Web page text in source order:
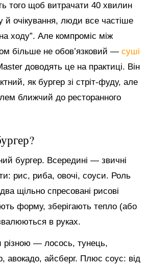
того щоб витрачати 40 хвилин
й очікування, люди все частіше
ходу”. Але компроміс між
більше не обов’язковий — суші
доводять це на практиці. Він
як бургер зі стріт-фуду, але
ближчий до ресторанного
бургер. Всередині — звичні
рис, риба, овочі, соуси. Роль
щільно спресовані рисові
форму, зберігають тепло (або
в руках.
різною — лосось, тунець,
авокадо, айсберг. Плюс соус: від